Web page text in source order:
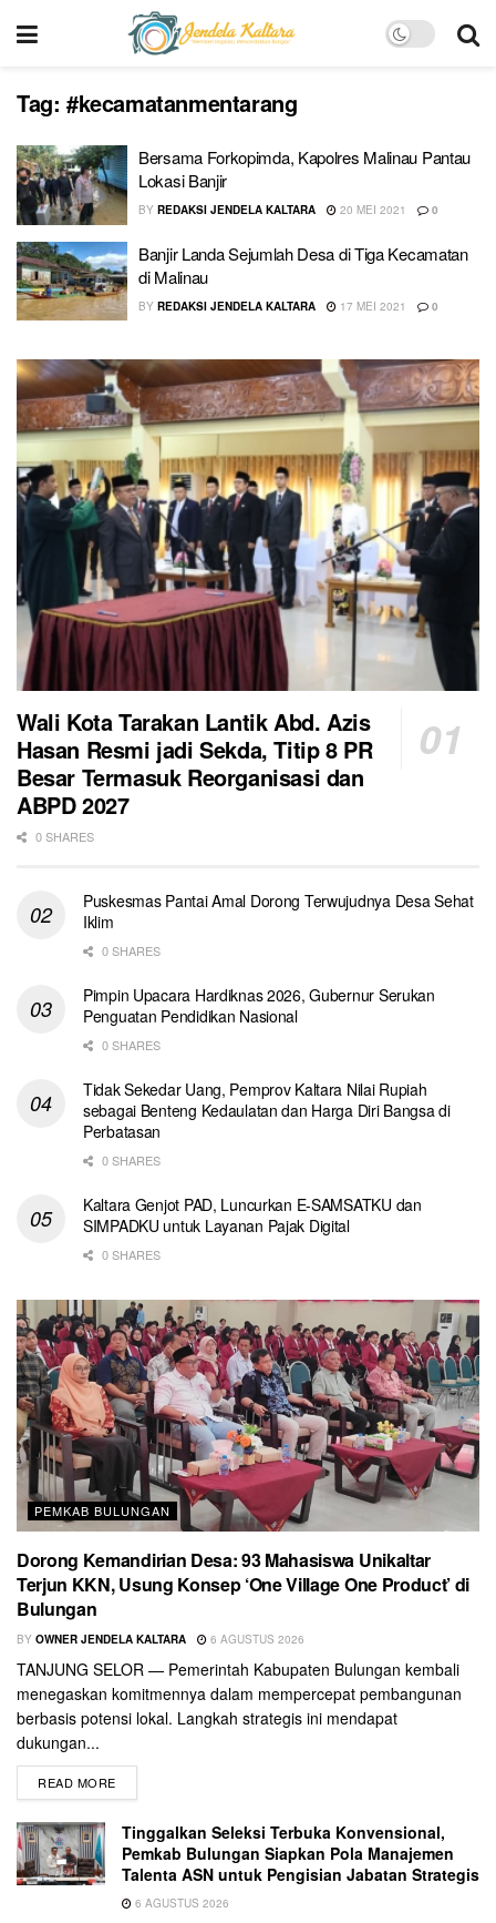
Tag: #kecamatanmentarang
Bersama Forkopimda, Kapolres Malinau Pantau
Lokasi Banjir
BY REDAKSI JENDELA KALTARA 20 MEI 2021 0
Banjir Landa Sejumlah Desa di Tiga Kecamatan
di Malinau
BY REDAKSI JENDELA KALTARA 17 MEI 2021 0
Wali Kota Tarakan Lantik Abd. Azis
Hasan Resmi jadi Sekda, Titip 8 PR
Besar Termasuk Reorganisasi dan
ABPD 2027
0 SHARES
Puskesmas Pantai Amal Dorong Terwujudnya Desa Sehat
Iklim
0 SHARES
Pimpin Upacara Hardiknas 2026, Gubernur Serukan
Penguatan Pendidikan Nasional
0 SHARES
Tidak Sekedar Uang, Pemprov Kaltara Nilai Rupiah
sebagai Benteng Kedaulatan dan Harga Diri Bangsa di
Perbatasan
0 SHARES
Kaltara Genjot PAD, Luncurkan E-SAMSATKU dan
SIMPADKU untuk Layanan Pajak Digital
0 SHARES
PEMKAB BULUNGAN
Dorong Kemandirian Desa: 93 Mahasiswa Unikaltar
Terjun KKN, Usung Konsep ‘One Village One Product’ di
Bulungan
BY OWNER JENDELA KALTARA 6 AGUSTUS 2026
TANJUNG SELOR — Pemerintah Kabupaten Bulungan kembali
menegaskan komitmennya dalam mempercepat pembangunan
berbasis potensi lokal. Langkah strategis ini mendapat
dukungan...
READ MORE
Tinggalkan Seleksi Terbuka Konvensional,
Pemkab Bulungan Siapkan Pola Manajemen
Talenta ASN untuk Pengisian Jabatan Strategis
6 AGUSTUS 2026